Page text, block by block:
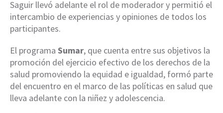
Saguir llevó adelante el rol de moderador y permitió el
intercambio de experiencias y opiniones de todos los
participantes.
El programa Sumar, que cuenta entre sus objetivos la
promoción del ejercicio efectivo de los derechos de la
salud promoviendo la equidad e igualdad, formó parte
del encuentro en el marco de las políticas en salud que
lleva adelante con la niñez y adolescencia.